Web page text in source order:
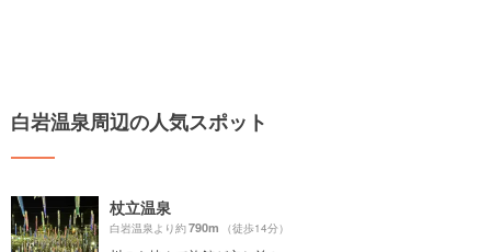
白岩温泉周辺の人気スポット
杖立温泉
白岩温泉より約790m （徒歩14分）